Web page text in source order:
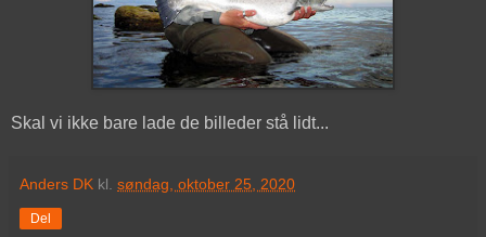
Skal vi ikke bare lade de billeder stå lidt...
Anders DK kl. søndag, oktober 25, 2020
Del